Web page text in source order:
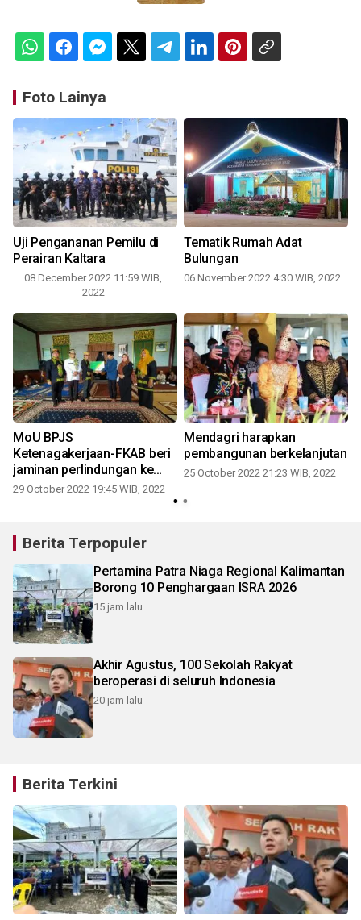
Foto Lainya
Uji Pengananan Pemilu di
Perairan Kaltara
08 December 2022 11:59 WIB,
2022
Tematik Rumah Adat
Bulungan
06 November 2022 4:30 WIB, 2022
MoU BPJS
Ketenagakerjaan-FKAB beri
jaminan perlindungan ke
pekerja sosial
29 October 2022 19:45 WIB, 2022
Mendagri harapkan
pembangunan berkelanjutan
25 October 2022 21:23 WIB, 2022
Berita Terpopuler
Pertamina Patra Niaga Regional Kalimantan
Borong 10 Penghargaan ISRA 2026
15 jam lalu
Akhir Agustus, 100 Sekolah Rakyat
beroperasi di seluruh Indonesia
20 jam lalu
Berita Terkini